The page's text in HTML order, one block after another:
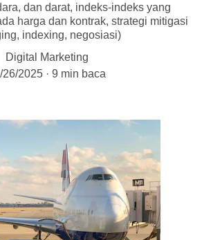
dan darat, indeks-indeks yang
harga dan kontrak, strategi mitigasi
indexing, negosiasi)
Digital Marketing
26/2025
9 min baca